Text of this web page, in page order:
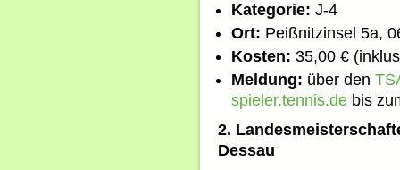
Kategorie: J-4
Ort: Peißnitzinsel 5a,
Kosten: 35,00 €
Meldung: über den
spieler.tennis.de bis
2.
Dessau